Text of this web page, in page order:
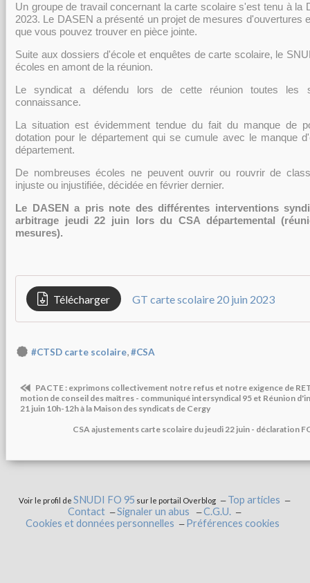
Un groupe de travail concernant la carte scolaire s'est tenu à la
2023. Le DASEN a présenté un projet de mesures d'ouvertures
que vous pouvez trouver en pièce jointe.
Suite aux dossiers d'école et enquêtes de carte scolaire, le
écoles en amont de la réunion.
Le syndicat a défendu lors de cette réunion toutes les
connaissance.
La situation est évidemment tendue du fait du manque de
dotation pour le département qui se cumule avec le manque
département.
De nombreuses écoles ne peuvent ouvrir ou rouvrir de
injuste ou injustifiée, décidée en février dernier.
Le DASEN a pris note des différentes interventions
arbitrage jeudi 22 juin lors du CSA départemental
mesures).
Télécharger GT carte scolaire 20 juin 2023
#CTSD carte scolaire,#CSA
PACTE : exprimons collectivement notre refus et notre exigence de
motion de conseil des maîtres - communiqué intersyndical 95 et Réunion
21 juin 10h-12h à la Maison des syndicats de Cergy
CSA ajustements carte scolaire du jeudi 22 juin - déclaration
Voir le profil deSNUDI FO 95 sur le portail Overblog
Top articles
Contact
Signaler un abus
C.G.U.
Cookies et données personnelles
Préférences cookies